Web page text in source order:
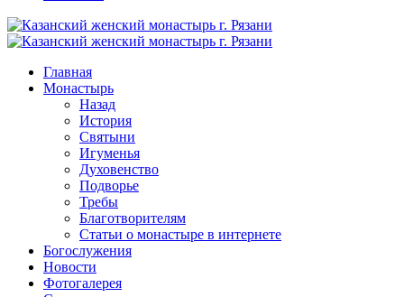
Главная
Монастырь
Назад
История
Святыни
Игуменья
Духовенство
Подворье
Требы
Благотворителям
Статьи о монастыре в интернете
Богослужения
Новости
Фотогалерея